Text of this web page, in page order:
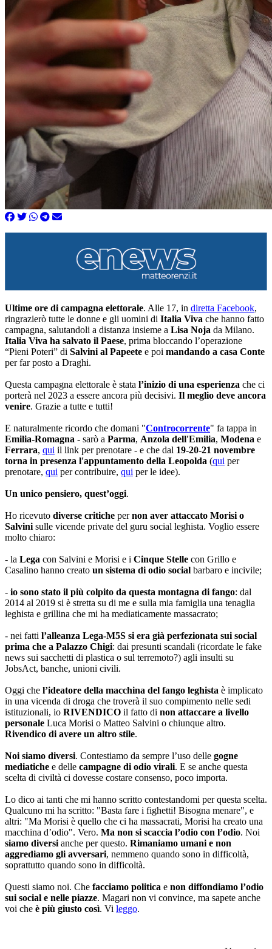
Ultime ore di campagna elettorale. Alle 17, in diretta Facebook,
ringrazierò tutte le donne e gli uomini di Italia Viva che hanno fatto
campagna, salutandoli a distanza insieme a Lisa Noja da Milano.
Italia Viva ha salvato il Paese, prima bloccando l’operazione
“Pieni Poteri” di Salvini al Papeete e poi mandando a casa Conte
per far posto a Draghi.
Questa campagna elettorale è stata l’inizio di una esperienza che ci
porterà nel 2023 a essere ancora più decisivi. Il meglio deve ancora
venire. Grazie a tutte e tutti!
E naturalmente ricordo che domani "Controcorrente" fa tappa in
Emilia-Romagna - sarò a Parma, Anzola dell'Emilia, Modena e
Ferrara, qui il link per prenotare - e che dal 19-20-21 novembre
torna in presenza l'appuntamento della Leopolda (qui per
prenotare, qui per contribuire, qui per le idee).
Un unico pensiero, quest’oggi.
Ho ricevuto diverse critiche pernon aver attaccato Morisi o
Salvini sulle vicende private del guru social leghista. Voglio essere
molto chiaro:
- la Lega con Salvini e Morisi e i Cinque Stelle con Grillo e
Casalino hanno creato un sistema di odio social barbaro e incivile;
- io sono stato il più colpito da questa montagna di fango: dal
2014 al 2019 si è stretta su di me e sulla mia famiglia una tenaglia
leghista e grillina che mi ha mediaticamente massacrato;
- nei fatti l’alleanza Lega-M5S si era già perfezionata sui social
prima che a Palazzo Chigi: dai presunti scandali (ricordate le fake
news sui sacchetti di plastica o sul terremoto?) agli insulti su
JobsAct, banche, unioni civili.
Oggi che l’ideatore della macchina del fango leghista è implicato
in una vicenda di droga che troverà il suo compimento nelle sedi
istituzionali, io RIVENDICO il fatto di non attaccare a livello
personale Luca Morisi o Matteo Salvini o chiunque altro.
Rivendico di avere un altro stile.
Noi siamo diversi. Contestiamo da sempre l’uso delle gogne
mediatiche e delle campagne di odio virali. E se anche questa
scelta di civiltà ci dovesse costare consenso, poco importa.
Lo dico ai tanti che mi hanno scritto contestandomi per questa scelta.
Qualcuno mi ha scritto: "Basta fare i fighetti! Bisogna menare", e
altri: "Ma Morisi è quello che ci ha massacrati, Morisi ha creato una
macchina d’odio". Vero. Ma non si scaccia l’odio con l’odio. Noi
siamo diversi anche per questo. Rimaniamo umani e non
aggrediamo gli avversari, nemmeno quando sono in difficoltà,
soprattutto quando sono in difficoltà.
Questi siamo noi. Che facciamo politica e non diffondiamo l’odio
sui social e nelle piazze. Magari non vi convince, ma sapete anche
voi che è più giusto così. Vi leggo.